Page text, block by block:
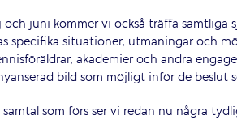
och juni kommer vi också träffa
specifika situationer, utmaningar och
akademier och andra
bild som möjligt inför de beslut
som förs ser vi redan nu några